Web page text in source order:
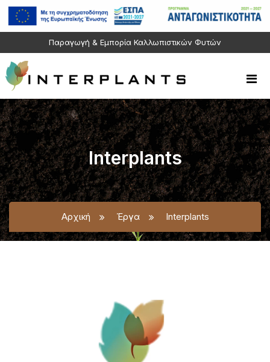
Παραγωγή & Εμπορία Καλλωπιστικών Φυτών
Interplants
Αρχική Έργα Interplants